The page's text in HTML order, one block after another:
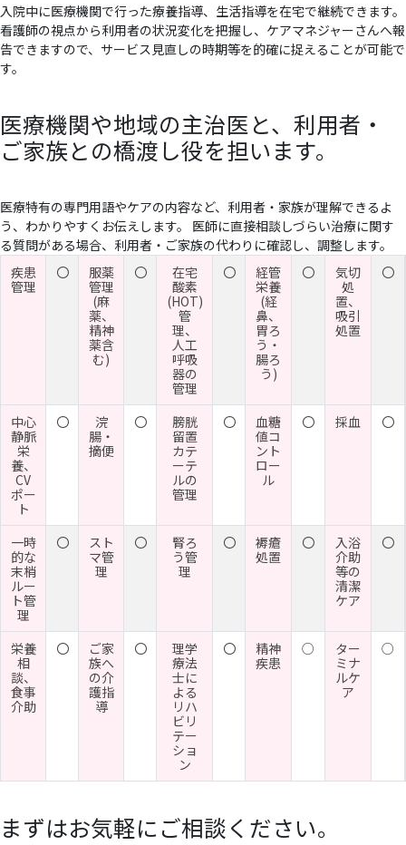
入院中に医療機関で行った療養指導、生活指導を在宅で継続できます。
看護師の視点から利用者の状況変化を把握し、ケアマネジャーさんへ報
告できますので、サービス見直しの時期等を的確に捉えることが可能で
す。
医療機関や地域の主治医と、利用者・
ご家族との橋渡し役を担います。
医療特有の専門用語やケアの内容など、利用者・家族が理解できるよ
う、わかりやすくお伝えします。 医師に直接相談しづらい治療に関す
る質問がある場合、利用者・ご家族の代わりに確認し、調整します。
疾患
管理
〇
服薬
管理
(麻
薬、
精神
薬含
む)
〇
在宅
酸素
(HOT)
管
理、
人工
呼吸
器の
管理
〇
経管
栄養
(経
鼻、
胃ろ
う・
腸ろ
う)
〇
気切
処
置、
吸引
処置
〇
中心
静脈
栄
養、
CV
ポー
ト
〇
浣
腸・
摘便
〇
膀胱
留置
カテ
ーテ
ルの
管理
〇
血糖
値コ
ント
ロー
ル
〇 採血 〇
一時
的な
末梢
ルー
ト管
理
〇
スト
マ管
理
〇
腎ろ
う管
理
〇
褥瘡
処置
〇
入浴
介助
等の
清潔
ケア
〇
栄養
相
談、
食事
介助
〇
ご家
族へ
の介
護指
導
〇
理学
療法
士に
よる
リハ
ビリ
テー
ショ
ン
〇
精神
疾患
○
ター
ミナ
ルケ
ア
○
まずはお気軽にご相談ください。